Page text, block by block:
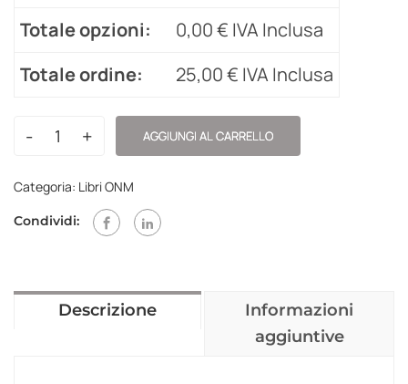
Totale opzioni: 0,00€ IVA Inclusa
Totale ordine:
25,00€ IVA Inclusa
- + AGGIUNGI AL CARRELLO
Categoria: Libri ONM
Condividi:
Descrizione
Informazioni
aggiuntive